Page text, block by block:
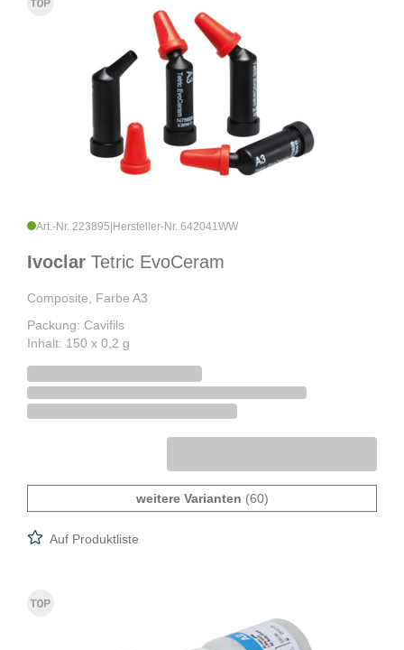
Art.-Nr. 223895 Hersteller-Nr. 642041WW
Ivoclar Tetric EvoCeram
Composite, Farbe A3
Packung: Cavifils
Inhalt: 150 x 0,2 g
weitere Varianten (60)
Auf Produktliste